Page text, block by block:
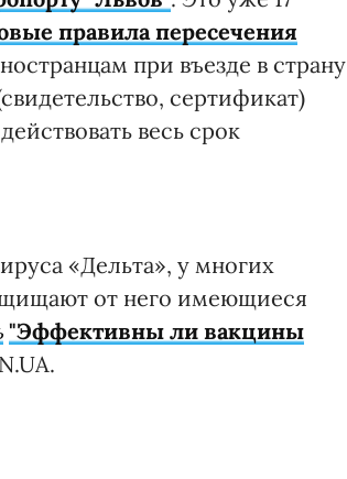
правила пересечения
при въезде в страну
сертификат)
весь срок
«Дельта», у многих
от него имеющиеся
"Эффективны ли вакцины